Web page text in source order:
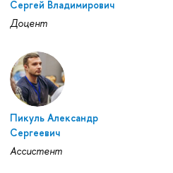
Сергей Владимирович
Доцент
Пикуль Александр
Сергеевич
Ассистент